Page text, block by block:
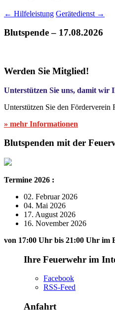
← Hilfeleistung Gerätedienst →
Blutspende – 17.08.2026
Werden Sie Mitglied!
Unterstützen Sie uns, damit wir
Unterstützen Sie den
» mehr Informationen
Blutspenden mit der
Termine 2026 :
02. Februar 2026
04. Mai 2026
17. August 2026
16. November 2026
von 17:00 Uhr bis 21:00 Uhr im
Ihre Feuerwehr im
Facebook
RSS-Feed
Anfahrt